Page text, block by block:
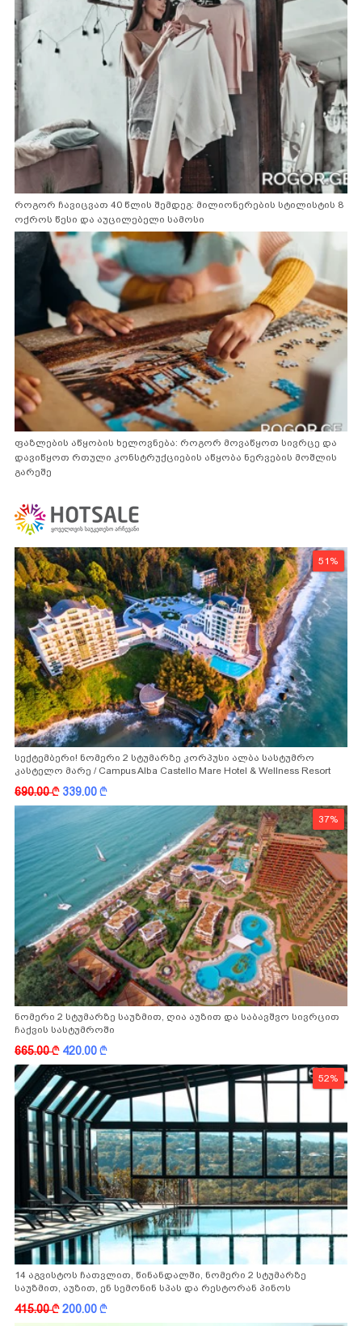
როგორ ჩავიცვათ 40 წლის შემდეგ: მილიონერების სტილისტის 8
ოქროს წესი და აუცილებელი სამოსი
ფაზლების აწყობის ხელოვნება: როგორ მოვაწყოთ სივრცე და
დავიწყოთ რთული კონსტრუქციების აწყობა ნერვების მოშლის
გარეშე
51%
სექტემბერი! ნომერი 2 სტუმარზე კორპუსი ალბა სასტუმრო
კასტელო მარე / Campus Alba Castello Mare Hotel & Wellness Resort
-სგან!
690.00k 339.00k
37%
ნომერი 2 სტუმარზე საუზმით, ღია აუზით და საბავშვო სივრცით
ჩაქვის სასტუმროში
665.00k 420.00k
52%
14 აგვისტოს ჩათვლით, წინანდალში, ნომერი 2 სტუმარზე
საუზმით, აუზით, ენ სემონინ სპას და რესტორან პინოს
415.00k200.00k